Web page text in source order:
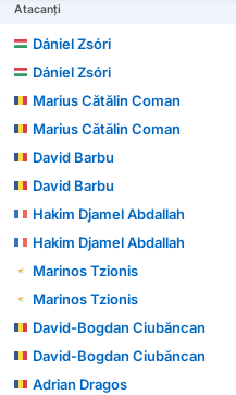
Atacanți
Dániel Zsóri
Dániel Zsóri
Marius Cătălin Coman
Marius Cătălin Coman
David Barbu
David Barbu
Hakim Djamel Abdallah
Hakim Djamel Abdallah
Marinos Tzionis
Marinos Tzionis
David-Bogdan Ciubăncan
David-Bogdan Ciubăncan
Adrian Dragos